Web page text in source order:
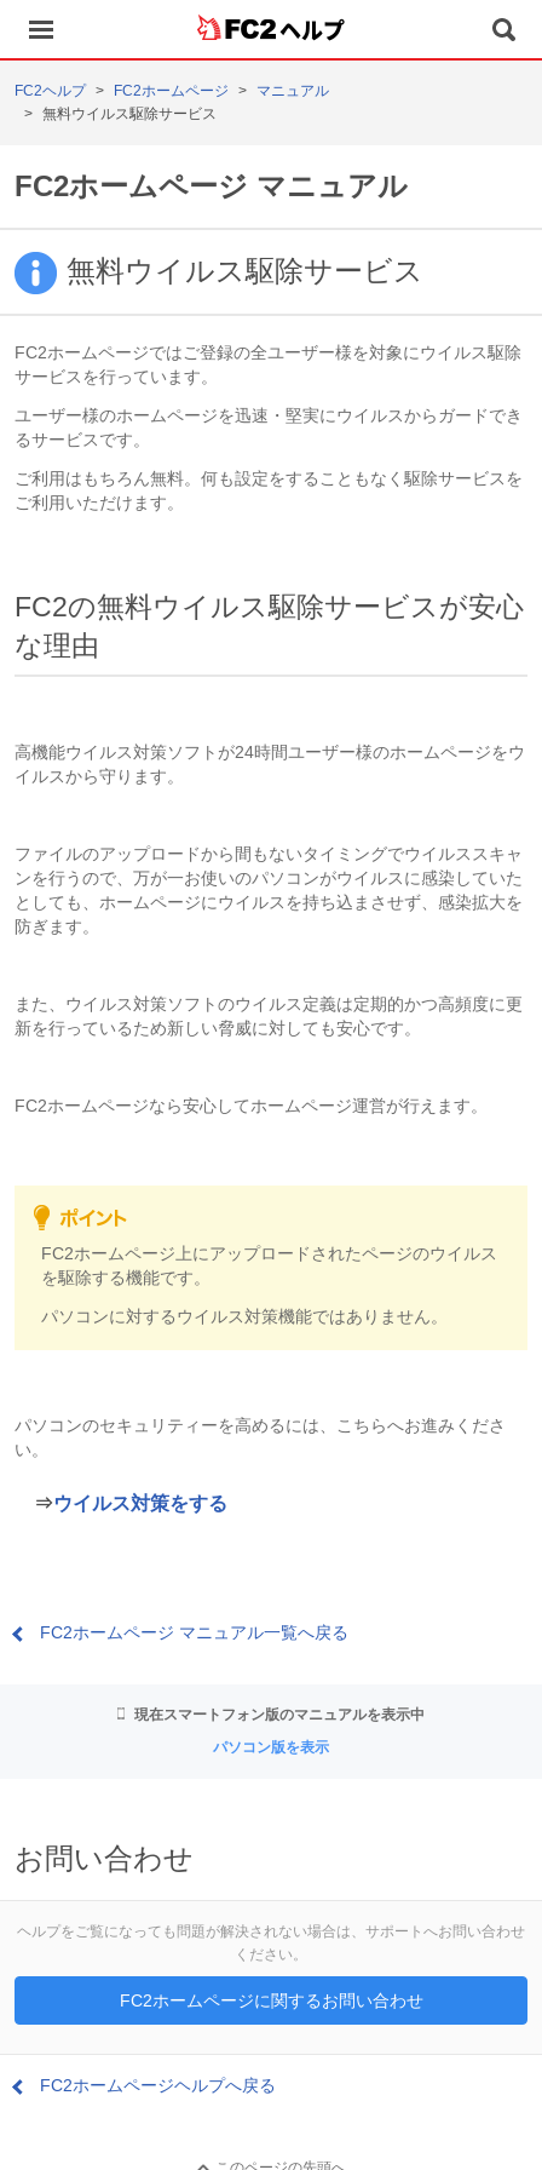
ヘルプ
FC2ヘルプ FC2ホームページ
マニュアル
無料ウイルス駆除サービス
FC2ホームページ マニュアル
無料ウイルス駆除サービス
FC2ホームページではご登録の全ユーザー様を対象にウイルス駆除
サービスを行っています。
ユーザー様のホームページを迅速・堅実にウイルスからガードでき
るサービスです。
ご利用はもちろん無料。何も設定をすることもなく駆除サービスを
ご利用いただけます。
FC2の無料ウイルス駆除サービスが安心
な理由
高機能ウイルス対策ソフトが24時間ユーザー様のホームページをウ
イルスから守ります。
ファイルのアップロードから間もないタイミングでウイルススキャ
ンを行うので、万が一お使いのパソコンがウイルスに感染していた
としても、ホームページにウイルスを持ち込まさせず、感染拡大を
防ぎます。
また、ウイルス対策ソフトのウイルス定義は定期的かつ高頻度に更
新を行っているため新しい脅威に対しても安心です。
FC2ホームページなら安心してホームページ運営が行えます。
FC2ホームページ上にアップロードされたページのウイルス
を駆除する機能です。
パソコンに対するウイルス対策機能ではありません。
パソコンのセキュリティーを高めるには、こちらへお進みくださ
い。
⇒ウイルス対策をする
FC2ホームページ マニュアル一覧へ戻る
現在スマートフォン版のマニュアルを表示中
パソコン版を表示
お問い合わせ
ヘルプをご覧になっても問題が解決されない場合は、サポートへお問い合わせ
ください。
FC2ホームページに関するお問い合わせ
FC2ホームページヘルプへ戻る